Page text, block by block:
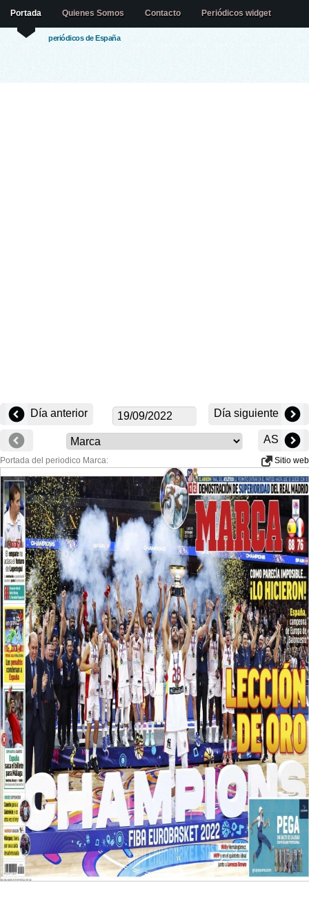
periódicos de España
Portada Quienes Somos Contacto Periódicos widget
Día anterior Día siguiente
AS
Portada del periodico Marca: Sitio web